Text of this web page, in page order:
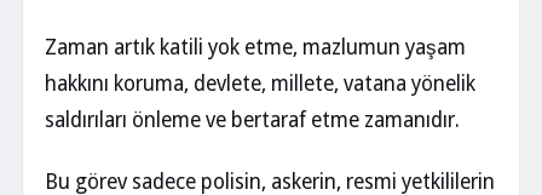
Zaman artık katili yok etme, mazlumun yaşam
hakkını koruma, devlete, millete, vatana yönelik
saldırıları önleme ve bertaraf etme zamanıdır.
Bu görev sadece polisin, askerin, resmi yetkililerin